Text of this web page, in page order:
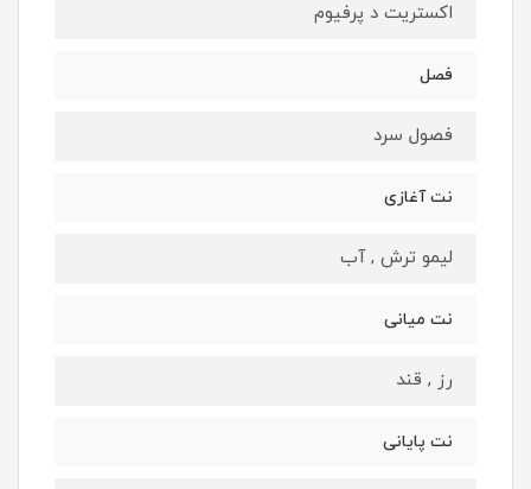
اکستریت د پرفیوم
فصل
فصول سرد
نت آغازی
لیمو ترش , آب
نت میانی
رز , قند
نت پایانی